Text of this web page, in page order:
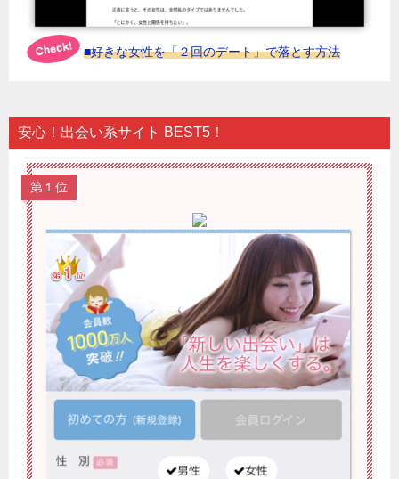
■好きな女性を「２回のデート」で落とす方法
安心！出会い系サイト BEST5！
第１位